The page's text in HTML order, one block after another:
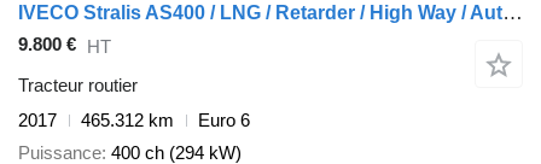
IVECO Stralis AS400 / LNG / Retarder / High Way / Automatic / 465 DKM
9.800 € HT
Tracteur routier
2017
465.312 km
Euro 6
Puissance 400 ch (294 kW)